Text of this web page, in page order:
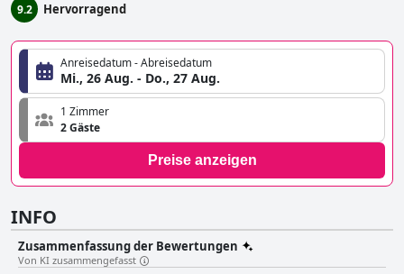
9.2 Hervorragend
Anreisedatum - Abreisedatum
Mi., 26 Aug. - Do., 27 Aug.
1 Zimmer
2 Gäste
Preise anzeigen
INFO
Zusammenfassung der Bewertungen
Von KI zusammengefasst